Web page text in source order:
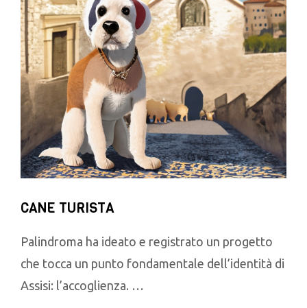
CANE TURISTA
Palindroma ha ideato e registrato un progetto
che tocca un punto fondamentale dell’identità di
Assisi: l’accoglienza. …